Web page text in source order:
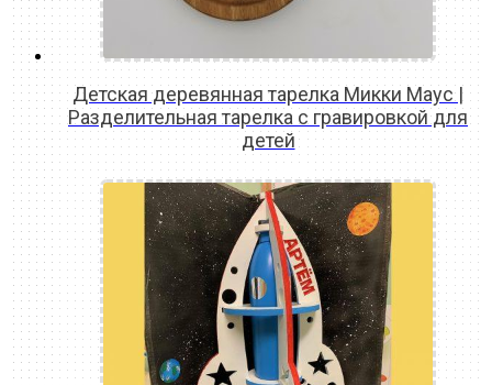
Детская деревянная тарелка Микки Маус |
Разделительная тарелка с гравировкой для
детей
READ MORE